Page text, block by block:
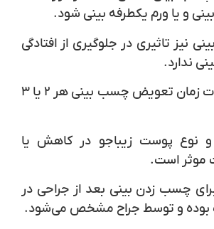
و یا ورم یکطرفه بینی شود.
تاثیری در جلوگیری از افتادگی
ندارد.
معمول ترین مدت زمان تعویض چسب بینی هر ۲ یا ۳
نوع پوست زیباجو در کاهش یا
موثر است.
چسب زدن بینی بعد از جراحی در
بوده و توسط جراح مشخص می‌شود.